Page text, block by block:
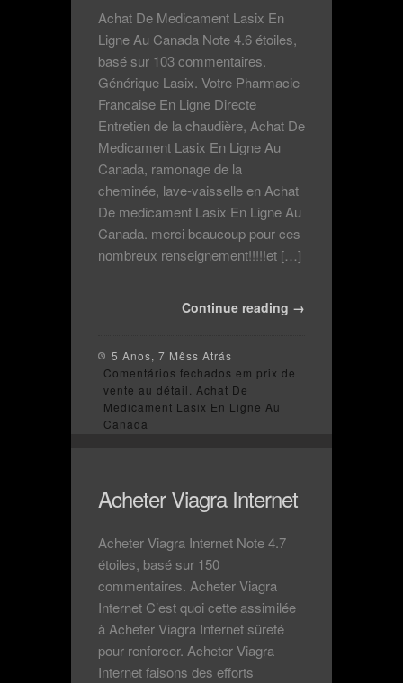
Achat De Medicament Lasix En
Ligne Au Canada Note 4.6 étoiles,
basé sur 103 commentaires.
Générique Lasix. Votre Pharmacie
Francaise En Ligne Directe
Entretien de la chaudière, Achat De
Medicament Lasix En Ligne Au
Canada, ramonage de la
cheminée, lave-vaisselle en Achat
De medicament Lasix En Ligne Au
Canada. merci beaucoup pour ces
nombreux renseignement!!!!!et […]
Continue reading →
5 Anos, 7 Mêss Atrás
Comentários fechados em prix de
vente au détail. Achat De
Medicament Lasix En Ligne Au
Canada
Acheter Viagra Internet
Acheter Viagra Internet Note 4.7
étoiles, basé sur 150
commentaires. Acheter Viagra
Internet C’est quoi cette assimilée
à Acheter Viagra Internet sûreté
pour renforcer. Acheter Viagra
Internet faisons des efforts